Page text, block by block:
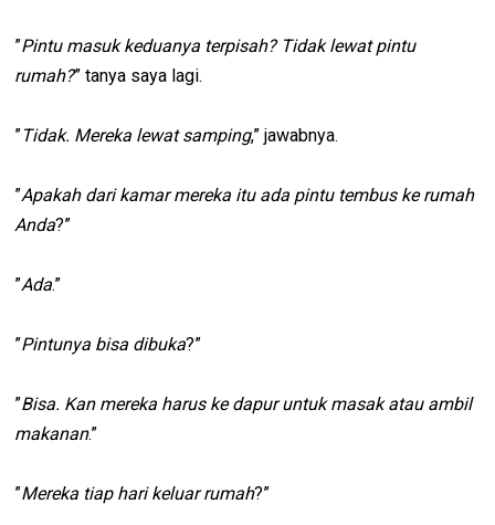
”Pintu masuk keduanya terpisah? Tidak lewat pintu
rumah?” tanya saya lagi.
”Tidak. Mereka lewat samping,” jawabnya.
”Apakah dari kamar mereka itu ada pintu tembus ke rumah
Anda?”
”Ada.”
”Pintunya bisa dibuka?”
”Bisa. Kan mereka harus ke dapur untuk masak atau ambil
makanan.”
”Mereka tiap hari keluar rumah?”